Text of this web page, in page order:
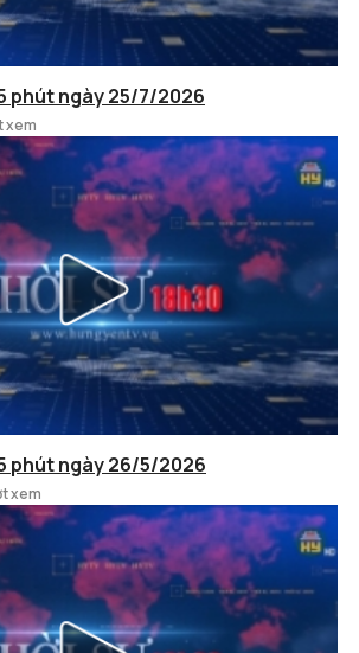
phút ngày 25/7/2026
xem
phút ngày 26/5/2026
xem